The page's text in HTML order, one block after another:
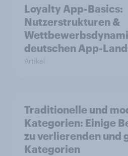
Loyalty App-Basics:
Nutzerstrukturen &
deutschen App-
Artikel
Traditionelle und
Kategorien: Einige
zu verlierenden und
Kategorien